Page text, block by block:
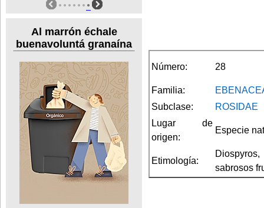
Al marrón échale
buenavoluntá granaína
Número: 28
Familia:
Subclase:
ROSIDAE
Lugar de
origen:
Especie
Etimología:
sabrosos